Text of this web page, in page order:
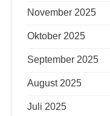
November 2025
Oktober 2025
September 2025
August 2025
Juli 2025